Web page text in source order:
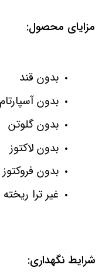
مزایای محصول:
بدون قند
بدون آسپارتام
بدون گلوتن
بدون لاکتوز
بدون فروکتوز
غیر ترا ریخته
شرایط نگهداری: